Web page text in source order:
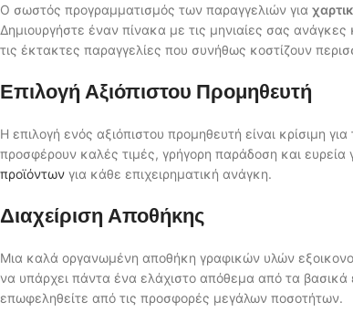
Ο σωστός προγραμματισμός των παραγγελιών για
Δημιουργήστε έναν πίνακα με τις μηνιαίες σας
τις έκτακτες παραγγελίες που συνήθως κοστίζουν
Επιλογή Αξιόπιστου Προμηθευτή
Η επιλογή ενός αξιόπιστου προμηθευτή είναι κρίσιμη
προσφέρουν καλές τιμές, γρήγορη παράδοση και
προϊόντων για κάθε επιχειρηματική ανάγκη.
Διαχείριση Αποθήκης
Μια καλά οργανωμένη αποθήκη γραφικών υλών
να υπάρχει πάντα ένα ελάχιστο απόθεμα από τα βασικά
επωφεληθείτε από τις προσφορές μεγάλων ποσοτήτων.